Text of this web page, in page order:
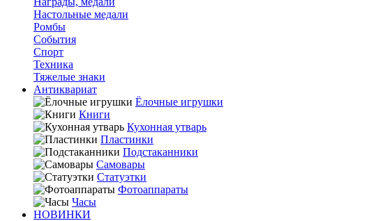
Настольные медали
Ромбы
События
Спорт
Техника
Тяжелые знаки
Антиквариат
Ёлочные игрушки
Книги
Кухонная утварь
Пластинки
Подстаканники
Самовары
Статуэтки
Фотоаппараты
Часы
НОВИНКИ